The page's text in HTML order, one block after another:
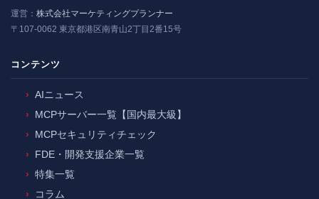
運営： 株式会社マーケティングプランナー
〒107-0062 東京都港区南青山2丁目2番15号
コンテンツ
AIニュース
MCPサーバー一覧【国内最大級】
MCPセキュリティチェック
FDE・開発支援企業一覧
特集一覧
コラム